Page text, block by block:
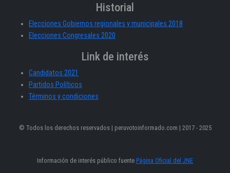
Historial
Elecciones Gobiernos regionales y municipales 2018
Elecciones Congresales 2020
Link de interés
Candidatos 2021
Partidos Políticos
Términos y condiciones
© Todos los derechos reservados | peruvotoinformado.com | 2017 - 2025
Información de interés público fuente Página Oficial del JNE